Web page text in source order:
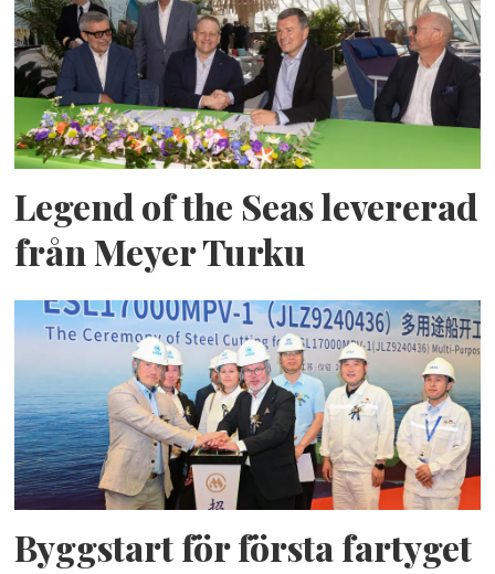
Legend of the Seas levererad
från Meyer Turku
Byggstart för första fartyget